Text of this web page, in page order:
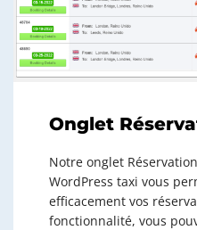
Onglet
Notre onglet
WordPress taxi vous
efficacement vos
fonctionnalité, vous